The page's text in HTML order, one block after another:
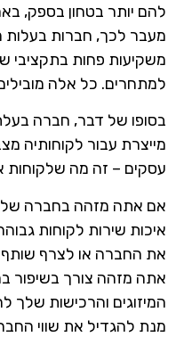
להם יותר בטחון בספק,
מעבר לכך, חברות בעלות
משקיעות פחות בתקציבי
למתחרים. כל אלה מובילים
בסופו של דבר, חברה
מייצרת עבור לקוחותיה
עסקים – זה מה שלקוחות
אם אתה מזהה בחברה
איכות שירות לקוחות
את החברה או לצרף שותף
אתה מזהה צורך בשיפור
המיזוגים והרכישות
מנת להגדיל את שווי